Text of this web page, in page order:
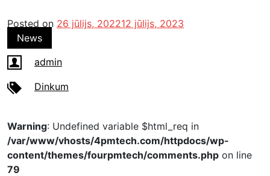
Posted on 26 jūlijs, 202212 jūlijs, 2023
News
admin
Dinkum
Warning: Undefined variable $html_req in
/var/www/vhosts/4pmtech.com/httpdocs/wp-
content/themes/fourpmtech/comments.php on line
79